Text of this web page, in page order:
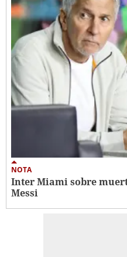
NOTA
Inter Miami sobre
Messi